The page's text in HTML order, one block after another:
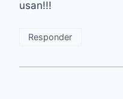
usan!!!
Responder